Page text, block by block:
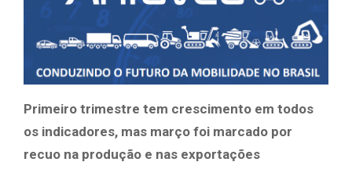
Primeiro trimestre tem crescimento em todos
os indicadores, mas março foi marcado por
recuo na produção e nas exportações